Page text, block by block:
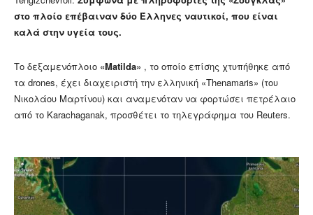
στο πλοίο επέβαιναν δύο Έλληνες ναυτικοί, που είναι
καλά στην υγεία τους.
Το δεξαμενόπλοιο «Matilda» , το οποίο επίσης χτυπήθηκε από
τα drones, έχει διαχειριστή την ελληνική «Thenamaris» (του
Νικολάου Μαρτίνου) και αναμενόταν να φορτώσει πετρέλαιο
από το Karachaganak, προσθέτει τo τηλεγράφημα του Reuters.